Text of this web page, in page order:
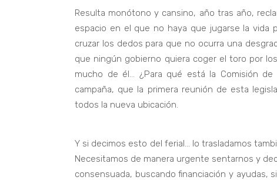
Resulta monótono y cansino, año tras año,
espacio en el que no haya que jugarse la vida
cruzar los dedos para que no ocurra una
que ningún gobierno quiera coger el toro por
mucho de él… ¿Para qué está la Comisión
campaña, que la primera reunión de esta
todos la nueva ubicación.
Y si decimos esto del ferial… lo trasladamos
Necesitamos de manera urgente sentarnos y
consensuada, buscando financiación y